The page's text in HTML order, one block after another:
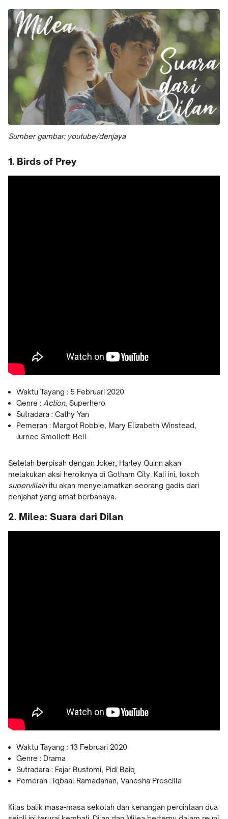
Sumber gambar: youtube/denjaya
1. Birds of Prey
Waktu Tayang : 5 Februari 2020
Genre : Action, Superhero
Sutradara : Cathy Yan
Pemeran : Margot Robbie, Mary Elizabeth Winstead,
Jurnee Smollett-Bell
Setelah berpisah dengan Joker, Harley Quinn akan
melakukan aksi heroiknya di Gotham City. Kali ini, tokoh
supervillainitu akan menyelamatkan seorang gadis dari
penjahat yang amat berbahaya.
2. Milea: Suara dari Dilan
Waktu Tayang : 13 Februari 2020
Genre : Drama
Sutradara : Fajar Bustomi, Pidi Baiq
Pemeran : Iqbaal Ramadahan, Vanesha Prescilla
Kilas balik masa-masa sekolah dan kenangan percintaan dua